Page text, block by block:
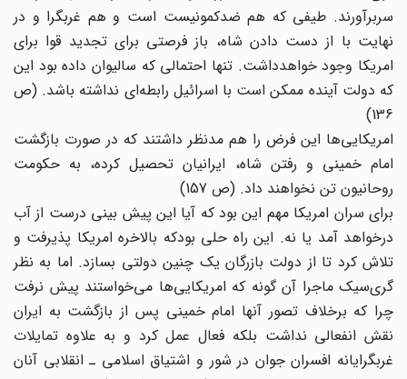
سربرآورند. طیفی که هم ضدکمونیست است و هم غربگرا و در
نهایت با از دست دادن شاه، باز فرصتی برای تجدید قوا برای
امریکا وجود خواهدداشت. تنها احتمالی که سالیوان داده بود این
که دولت آینده ممکن است با اسرائیل رابطه‌ای نداشته باشد. (ص
136)
امریکایی‌ها این فرض را هم مدنظر داشتند که در صورت بازگشت
امام خمینی و رفتن شاه، ایرانیان تحصیل کرده،‌ به حکومت
روحانیون تن نخواهند داد. (ص 157)
برای سران امریکا مهم این بود که آیا این پیش بینی درست از آب
درخواهد آمد یا نه. این راه حلی بودکه بالاخره امریکا پذیرفت و
تلاش کرد تا از دولت بازرگان یک چنین دولتی بسازد. اما به نظر
گری‌سیک ماجرا آن گونه که امریکایی‌ها می‌خواستند پیش نرفت
چرا که برخلاف تصور آنها امام خمینی پس از بازگشت به ایران
نقش انفعالی نداشت بلکه فعال عمل کرد و به علاوه تمایلات
غربگرایانه افسران جوان در شور و اشتیاق اسلامی ـ انقلابی آنان